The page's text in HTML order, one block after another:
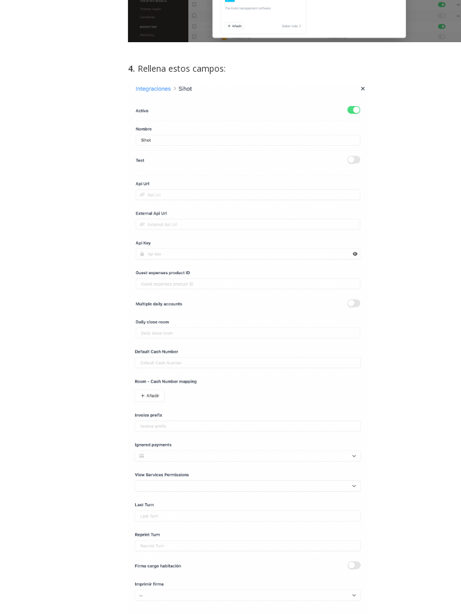
4. Rellena estos campos: